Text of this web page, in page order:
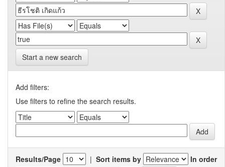
Start a new search
Add filters:
Use filters to refine the search results.
Results/Page | Sort items by
In order